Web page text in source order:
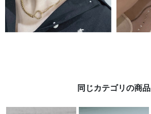
同じカテゴリの商品